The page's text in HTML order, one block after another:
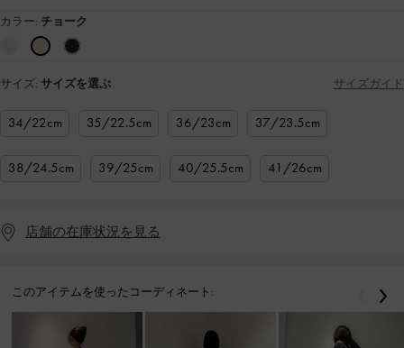
カラー: チョーク
サイズ: サイズを選ぶ サイズガイド
34/22cm 35/22.5cm 36/23cm 37/23.5cm
38/24.5cm 39/25cm 40/25.5cm 41/26cm
店舗の在庫状況を見る
このアイテムを使ったコーディネート: 戻る